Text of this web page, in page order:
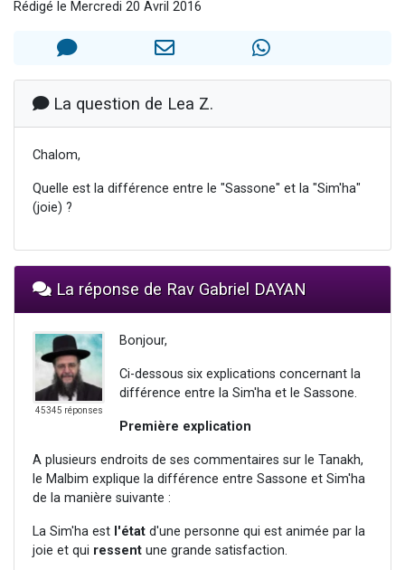
12 nouvelles musiques dans Torah-Box Music
2 personnes viennent de nous rejoindre sur WhatsApp
Rédigé le Mercredi 20 Avril 2016
La question de Lea Z.
Chalom,
Quelle est la différence entre le "Sassone" et la "Sim'ha"
(joie) ?
La réponse de Rav Gabriel DAYAN
45345 réponses
Bonjour,
Ci-dessous six explications concernant la
différence entre la Sim'ha et le Sassone.
Première explication
A plusieurs endroits de ses commentaires sur le Tanakh,
le Malbim explique la différence entre Sassone et Sim'ha
de la manière suivante :
La Sim'ha est l'état d'une personne qui est animée par la
joie et qui ressent une grande satisfaction.